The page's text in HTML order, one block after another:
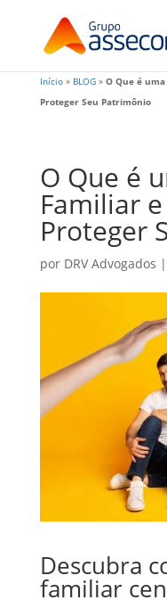
Início» BLOG» O Que é
Proteger Seu Patrimônio
O Que é
Familiar
Proteger
por DRV Advogados |
Descubra
familiar